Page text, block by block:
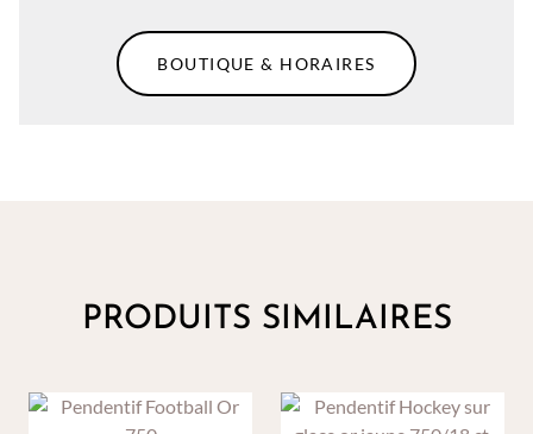
BOUTIQUE & HORAIRES
PRODUITS SIMILAIRES